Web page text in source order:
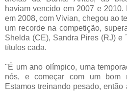
haviam vencido em 2007 e 2010.
em 2008, com Vivian, chegou ao
um recorde na competição,
Shelda (CE), Sandra Pires (RJ) e
títulos cada.
"É um ano olímpico, uma
nós, e começar com um bom
Estamos treinando pesado,